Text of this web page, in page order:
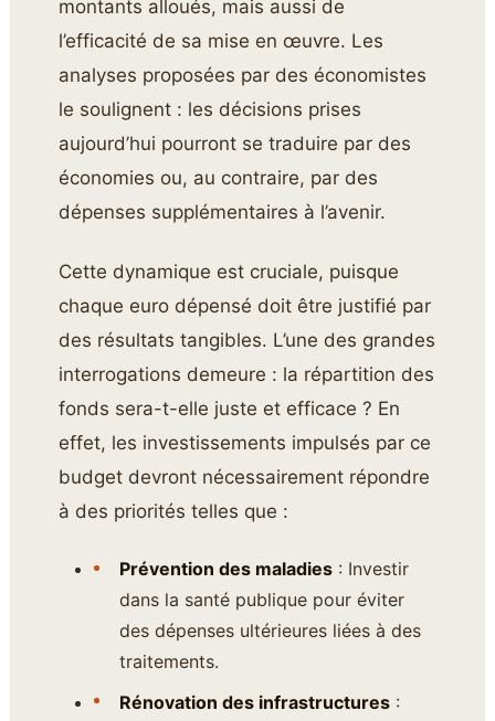
montants alloués, mais aussi de
l’efficacité de sa mise en œuvre. Les
analyses proposées par des économistes
le soulignent : les décisions prises
aujourd’hui pourront se traduire par des
économies ou, au contraire, par des
dépenses supplémentaires à l’avenir.
Cette dynamique est cruciale, puisque
chaque euro dépensé doit être justifié par
des résultats tangibles. L’une des grandes
interrogations demeure : la répartition des
fonds sera-t-elle juste et efficace ? En
effet, les investissements impulsés par ce
budget devront nécessairement répondre
à des priorités telles que :
Prévention des maladies: Investir
dans la santé publique pour éviter
des dépenses ultérieures liées à des
traitements.
Rénovation des infrastructures: